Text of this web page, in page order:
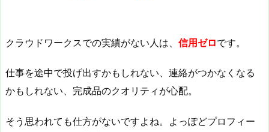
クラウドワークスでの実績がない人は、 信用ゼロです。
仕事を途中で投げ出すかもしれない、連絡がつかなくなる
かもしれない、完成品のクオリティが心配。
そう思われても仕方がないですよね。よっぽどプロフィー